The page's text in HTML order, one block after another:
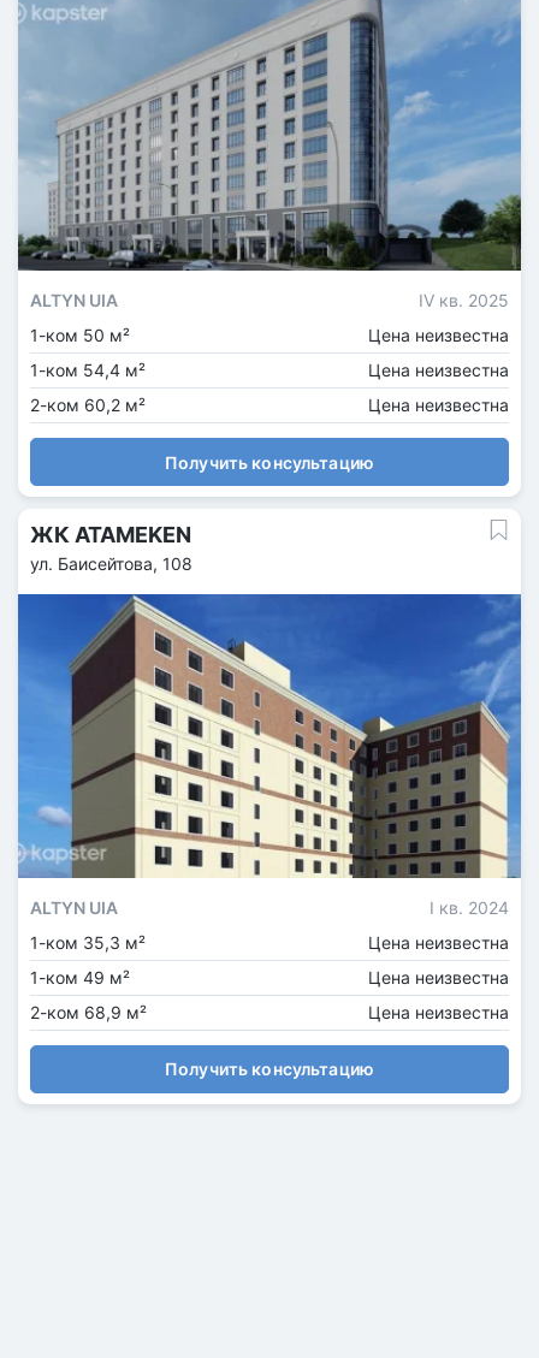
ALTYN UIA
IV кв. 2025
1-ком 50 м²
Цена неизвестна
1-ком 54,4 м²
Цена неизвестна
2-ком 60,2 м²
Цена неизвестна
Получить консультацию
ЖК ATAMEKEN
ул. Баисейтова, 108
ALTYN UIA
I кв. 2024
1-ком 35,3 м²
Цена неизвестна
1-ком 49 м²
Цена неизвестна
2-ком 68,9 м²
Цена неизвестна
Получить консультацию